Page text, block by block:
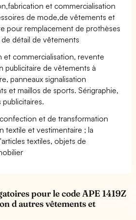
et commercialisation
de mode,de vêtements et
pour remplacement de prothèses
détail de vêtements
et commercialisation, revente
publicitaire de vêtements à
panneaux signalisation
et maillos de sports. Sérigraphie,
et de transformation
textile et vestimentaire ; la
textiles, objets de
pour le code APE 1419Z
d autres vêtements et